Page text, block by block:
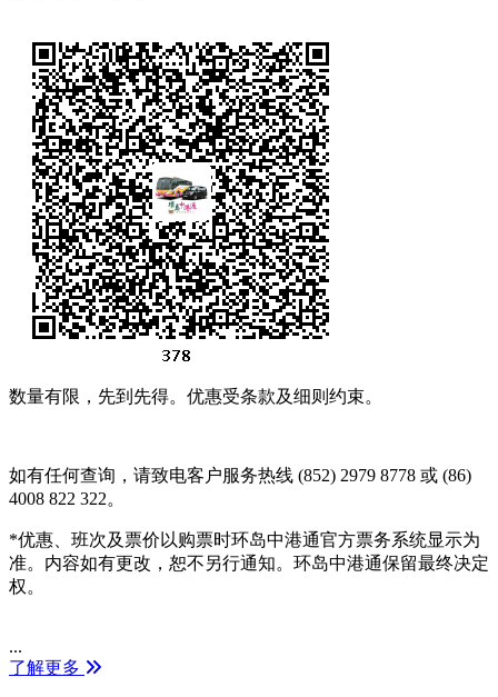
数量有限，先到先得。优惠受条款及细则约束。
如有任何查询，请致电客户服务热线 (852) 2979 8778 或 (86)
4008 822 322。
*优惠、班次及票价以购票时环岛中港通官方票务系统显示为
准。内容如有更改，恕不另行通知。环岛中港通保留最终决定
权。
...
了解更多